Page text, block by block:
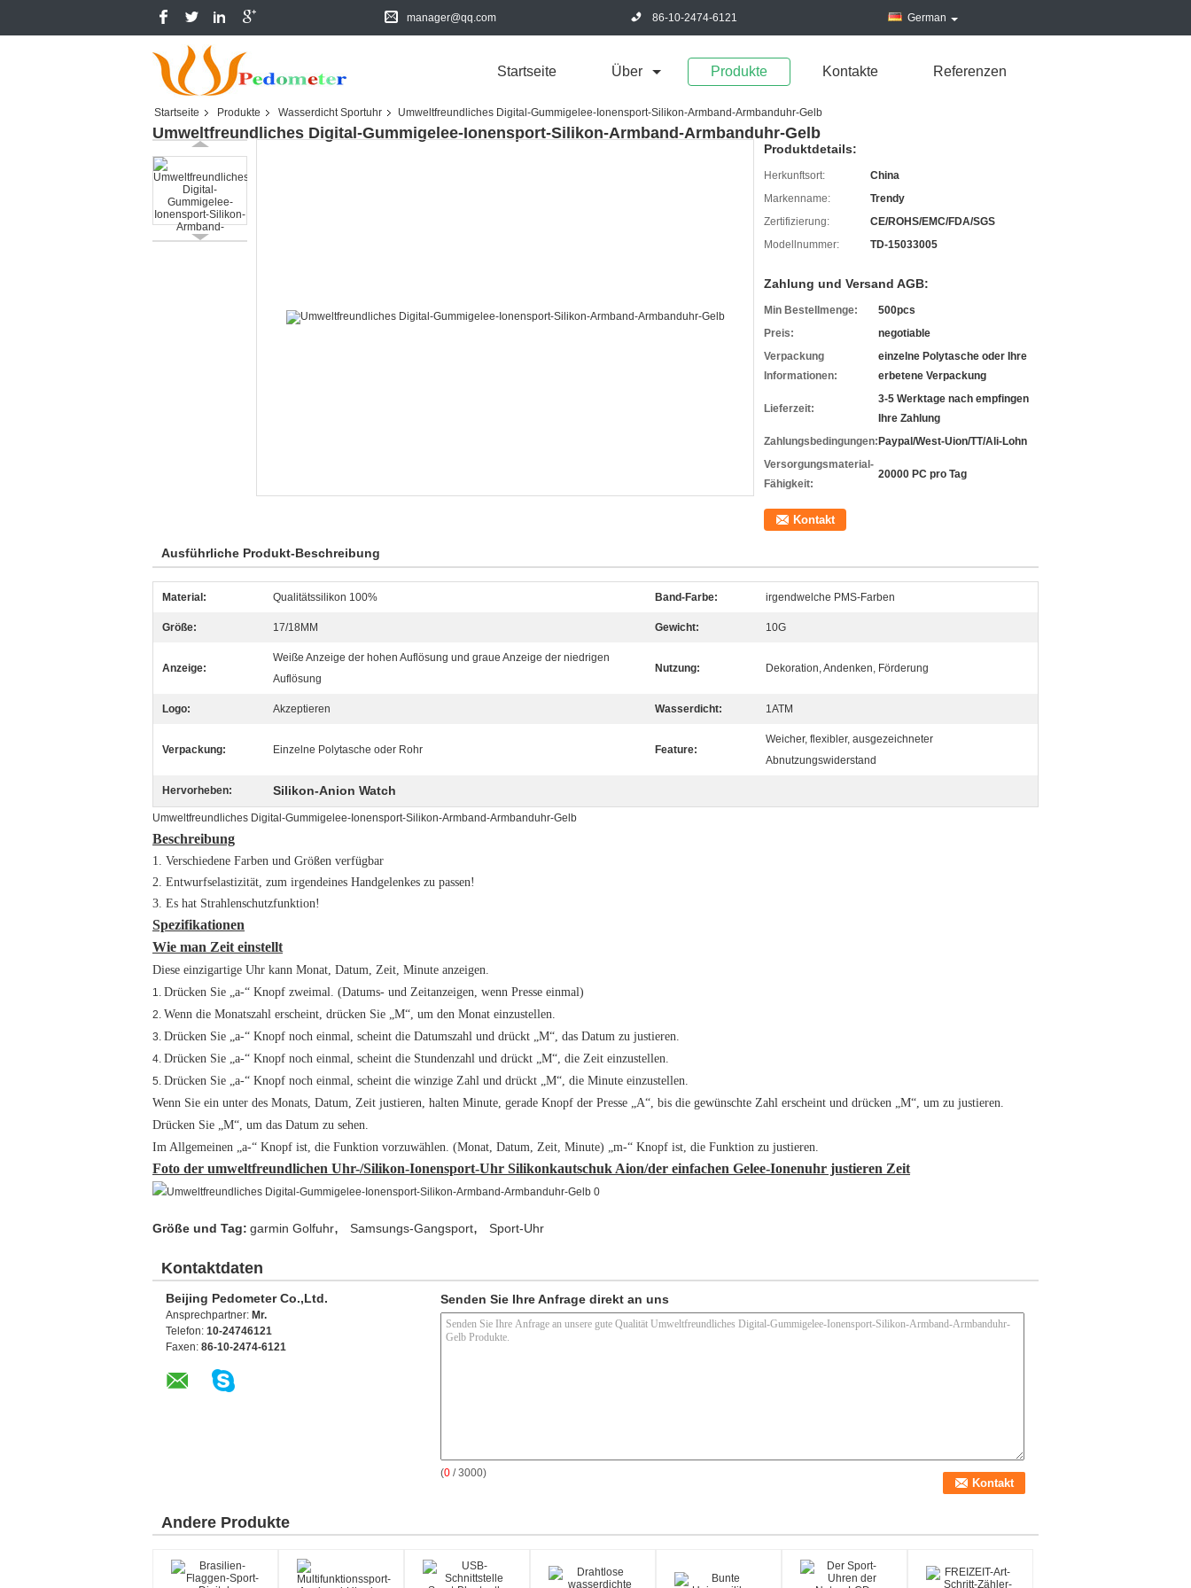
manager@qq.com 86-10-2474-6121 German
Startseite Über Produkte Kontakte Referenzen
Startseite Produkte Wasserdicht Sportuhr Umweltfreundliches Digital-Gummigelee-Ionensport-Silikon-Armband-Armbanduhr-Gelb
Umweltfreundliches Digital-Gummigelee-Ionensport-Silikon-Armband-Armbanduhr-Gelb
Produktdetails:
Herkunftsort:
China
Markenname:
Trendy
Zertifizierung:
CE/ROHS/EMC/FDA/SGS
Modellnummer:
TD-15033005
Zahlung und Versand AGB:
Min Bestellmenge:
500pcs
Preis:
negotiable
Verpackung
Informationen:
einzelne Polytasche oder Ihre
erbetene Verpackung
Lieferzeit:
3-5 Werktage nach empfingen
Ihre Zahlung
Zahlungsbedingungen: Paypal/West-Uion/TT/Ali-Lohn
Versorgungsmaterial-
Fähigkeit:
20000 PC pro Tag
Kontakt
Ausführliche Produkt-Beschreibung
Material: Qualitätssilikon 100% Band-Farbe: irgendwelche PMS-Farben
Größe: 17/18MM Gewicht: 10G
Anzeige:
Weiße Anzeige der hohen Auflösung und graue Anzeige der niedrigen
Auflösung
Nutzung: Dekoration, Andenken, Förderung
Logo: Akzeptieren Wasserdicht: 1ATM
Verpackung: Einzelne Polytasche oder Rohr Feature:
Weicher, flexibler, ausgezeichneter
Abnutzungswiderstand
Hervorheben: Silikon-Anion Watch
Umweltfreundliches Digital-Gummigelee-Ionensport-Silikon-Armband-Armbanduhr-Gelb
Beschreibung
1. Verschiedene Farben und Größen verfügbar
2. Entwurfselastizität, zum irgendeines Handgelenkes zu passen!
3. Es hat Strahlenschutzfunktion!
Spezifikationen
Wie man Zeit einstellt
Diese einzigartige Uhr kann Monat, Datum, Zeit, Minute anzeigen.
1. Drücken Sie „a-“ Knopf zweimal. (Datums- und Zeitanzeigen, wenn Presse einmal)
2. Wenn die Monatszahl erscheint, drücken Sie „M“, um den Monat einzustellen.
3. Drücken Sie „a-“ Knopf noch einmal, scheint die Datumszahl und drückt „M“, das Datum zu justieren.
4. Drücken Sie „a-“ Knopf noch einmal, scheint die Stundenzahl und drückt „M“, die Zeit einzustellen.
5. Drücken Sie „a-“ Knopf noch einmal, scheint die winzige Zahl und drückt „M“, die Minute einzustellen.
Wenn Sie ein unter des Monats, Datum, Zeit justieren, halten Minute, gerade Knopf der Presse „A“, bis die gewünschte Zahl erscheint und drücken „M“, um zu justieren.
Drücken Sie „M“, um das Datum zu sehen.
Im Allgemeinen „a-“ Knopf ist, die Funktion vorzuwählen. (Monat, Datum, Zeit, Minute) „m-“ Knopf ist, die Funktion zu justieren.
Foto der umweltfreundlichen Uhr-/Silikon-Ionensport-Uhr Silikonkautschuk Aion/der einfachen Gelee-Ionenuhr justieren Zeit
Größe und Tag: garmin Golfuhr, Samsungs-Gangsport, Sport-Uhr
Kontaktdaten
Beijing Pedometer Co.,Ltd.
Ansprechpartner: Mr.
Telefon: 10-24746121
Faxen: 86-10-2474-6121
Senden Sie Ihre Anfrage direkt an uns
(0 / 3000)
Andere Produkte